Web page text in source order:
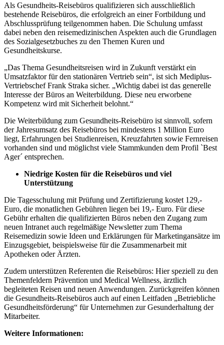
Als Gesundheits-Reisebüros qualifizieren sich ausschließlich
bestehende Reisebüros, die erfolgreich an einer Fortbildung und
Abschlussprüfung teilgenommen haben. Die Schulung umfasst
dabei neben den reisemedizinischen Aspekten auch die Grundlagen
des Sozialgesetzbuches zu den Themen Kuren und
Gesundheitskurse.
„Das Thema Gesundheitsreisen wird in Zukunft verstärkt ein
Umsatzfaktor für den stationären Vertrieb sein“, ist sich Mediplus-
Vertriebschef Frank Straka sicher. „Wichtig dabei ist das generelle
Interesse der Büros an Weiterbildung. Diese neu erworbene
Kompetenz wird mit Sicherheit belohnt.“
Die Weiterbildung zum Gesundheits-Reisebüro ist sinnvoll, sofern
der Jahresumsatz des Reisebüros bei mindestens 1 Million Euro
liegt, Erfahrungen bei Studienreisen, Kreuzfahrten sowie Fernreisen
vorhanden sind und möglichst viele Stammkunden dem Profil `Best
Ager´ entsprechen.
Niedrige Kosten für die Reisebüros und viel
Unterstützung
Die Tagesschulung mit Prüfung und Zertifizierung kostet 129,-
Euro, die monatlichen Gebühren liegen bei 19,- Euro. Für diese
Gebühr erhalten die qualifizierten Büros neben den Zugang zum
neuen Intranet auch regelmäßige Newsletter zum Thema
Reisemedizin sowie Ideen und Erklärungen für Marketingansätze im
Einzugsgebiet, beispielsweise für die Zusammenarbeit mit
Apotheken oder Ärzten.
Zudem unterstützen Referenten die Reisebüros: Hier speziell zu den
Themenfeldern Prävention und Medical Wellness, ärztlich
begleiteten Reisen und neuen Anwendungen. Zurückgreifen können
die Gesundheits-Reisebüros auch auf einen Leitfaden „Betriebliche
Gesundheitsförderung“ für Unternehmen zur Gesunderhaltung der
Mitarbeiter.
Weitere Informationen: